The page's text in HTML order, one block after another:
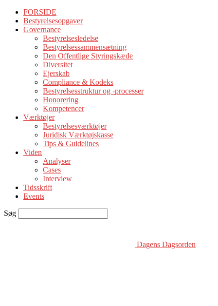
FORSIDE
Bestyrelsesopgaver
Governance
Bestyrelsesledelse
Bestyrelsessammensætning
Den Offentlige Styringskæde
Diversitet
Ejerskab
Compliance & Kodeks
Bestyrelsesstruktur og -processer
Honorering
Kompetencer
Værktøjer
Bestyrelsesværktøjer
Juridisk Værktøjskasse
Tips & Guidelines
Viden
Analyser
Cases
Interview
Tidsskrift
Events
Søg
Dagens Dagsorden